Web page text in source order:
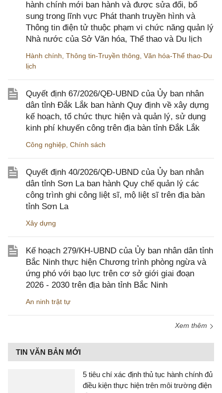
hành chính mới ban hành và được sửa đổi, bổ
sung trong lĩnh vực Phát thanh truyền hình và
Thông tin điện tử thuộc phạm vi chức năng quản lý
Nhà nước của Sở Văn hóa, Thể thao và Du lịch
Hành chính, Thông tin-Truyền thông, Văn hóa-Thể thao-Du
lịch
Quyết định 67/2026/QĐ-UBND của Ủy ban nhân
dân tỉnh Đắk Lắk ban hành Quy định về xây dựng
kế hoạch, tổ chức thực hiện và quản lý, sử dụng
kinh phí khuyến công trên địa bàn tỉnh Đắk Lắk
Công nghiệp, Chính sách
Quyết định 40/2026/QĐ-UBND của Ủy ban nhân
dân tỉnh Sơn La ban hành Quy chế quản lý các
công trình ghi công liệt sĩ, mộ liệt sĩ trên địa bàn
tỉnh Sơn La
Xây dựng
Kế hoạch 279/KH-UBND của Ủy ban nhân dân tỉnh
Bắc Ninh thực hiện Chương trình phòng ngừa và
ứng phó với bạo lực trên cơ sở giới giai đoạn
2026 - 2030 trên địa bàn tỉnh Bắc Ninh
An ninh trật tự
Xem thêm
TIN VĂN BẢN MỚI
5 tiêu chí xác định thủ tục hành chính đủ
điều kiện thực hiện trên môi trường điện